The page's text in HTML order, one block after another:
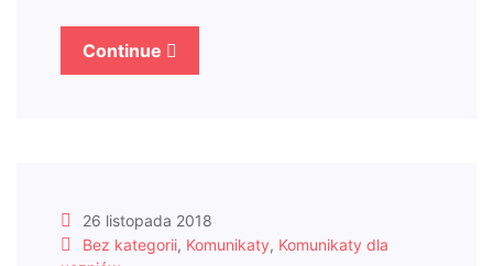
Continue
26 listopada 2018
Bez kategorii, Komunikaty, Komunikaty dla